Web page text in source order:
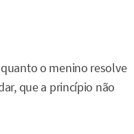
o menino resolve
que a princípio não